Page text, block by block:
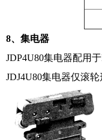
8、集电器
JDP4U80集电器配用
JDJ4U80集电器仅滚